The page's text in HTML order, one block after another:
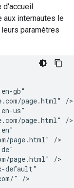
d'accueil
aux internautes le
paramètres
gb"
page.html" />
us"
page.html" />
page.html" />
page.html" />
default"
" />